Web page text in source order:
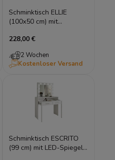
Schminktisch ELLIE
(100x50 cm) mit
Spiegel & 2 Schubladen
– Weiß Matt
228,00 €
2 Wochen
Kostenloser Versand
Schminktisch ESCRITO
(99 cm) mit LED-Spiegel